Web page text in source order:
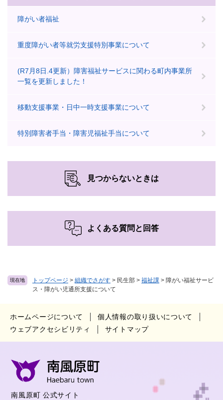
現在地 トップページ > 組織でさがす > 民生部 > 福祉課 > 障がい福祉サービ
ス・障がい児通所支援について
障がい者福祉
重度障がい者等就労支援特別事業について
(R7月8日.4更新）障害福祉サービスに関わる町内事業所
一覧を更新しました！
移動支援事業・日中一時支援事業について
特別障害者手当・障害児福祉手当について
見つからないときは
よくある質問と回答
ホームページについて
個人情報の取り扱いについて
ウェブアクセシビリティ
サイトマップ
南風原町 公式サイト